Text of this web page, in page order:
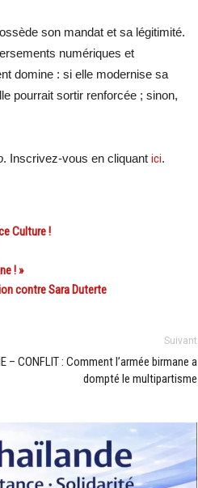
son mandat et sa légitimité.
numériques et
domine : si elle modernise sa
pourrait sortir renforcée ; sinon,
. Inscrivez-vous en cliquant ici.
Culture !
! »
contre Sara Duterte
Suivant
– CONFLIT : Comment l’armée birmane a
dompté le multipartisme